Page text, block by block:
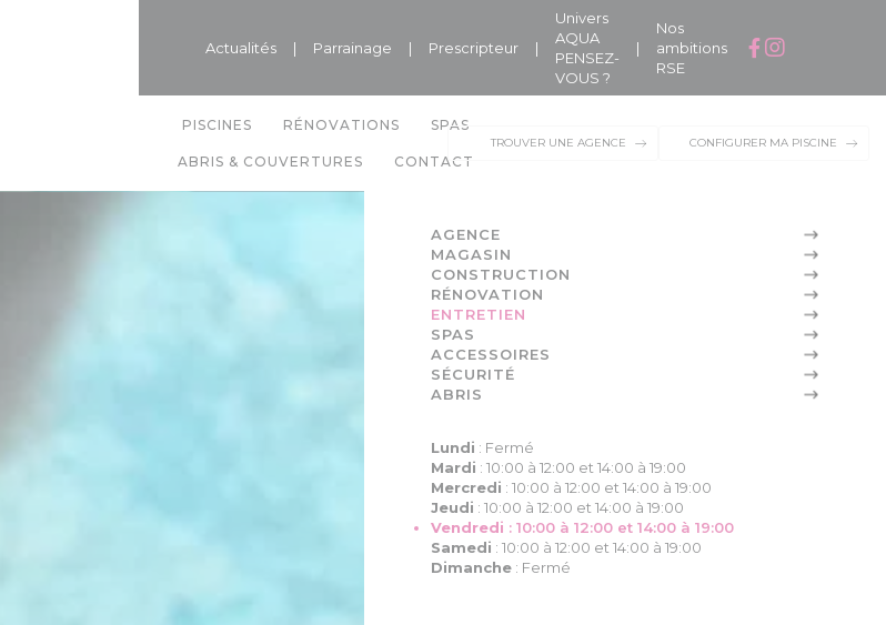
Actualités | Parrainage | Prescripteur |
Univers
AQUA
PENSEZ-
VOUS ?
|
Nos
ambitions
RSE
PISCINES RÉNOVATIONS SPAS
ABRIS & COUVERTURES CONTACT
TROUVER UNE AGENCE CONFIGURER MA PISCINE
AGENCE
MAGASIN
CONSTRUCTION
RÉNOVATION
ENTRETIEN
SPAS
ACCESSOIRES
SÉCURITÉ
ABRIS
Lundi : Fermé
Mardi : 10:00 à 12:00 et 14:00 à 19:00
Mercredi : 10:00 à 12:00 et 14:00 à 19:00
Jeudi : 10:00 à 12:00 et 14:00 à 19:00
Vendredi : 10:00 à 12:00 et 14:00 à 19:00
Samedi : 10:00 à 12:00 et 14:00 à 19:00
Dimanche: Fermé